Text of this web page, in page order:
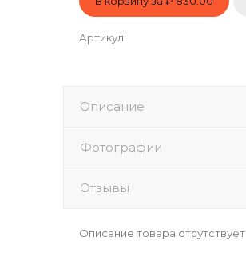
Артикул:
Описание
Фотографии
Отзывы
Описание товара отсутствует